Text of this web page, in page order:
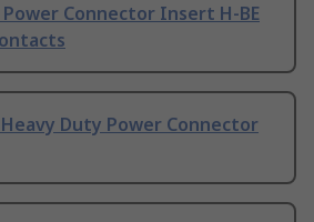
Power Connector Insert H-BE
Heavy Duty Power Connector